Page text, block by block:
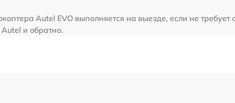
Autel EVO выполняется на выезде, если не
и обратно.